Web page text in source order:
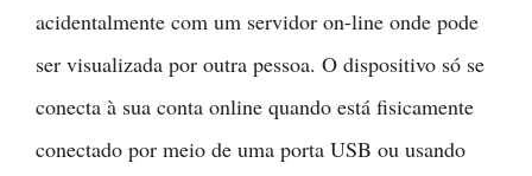
acidentalmente com um servidor on-line onde pode
ser visualizada por outra pessoa. O dispositivo só se
conecta à sua conta online quando está fisicamente
conectado por meio de uma porta USB ou usando